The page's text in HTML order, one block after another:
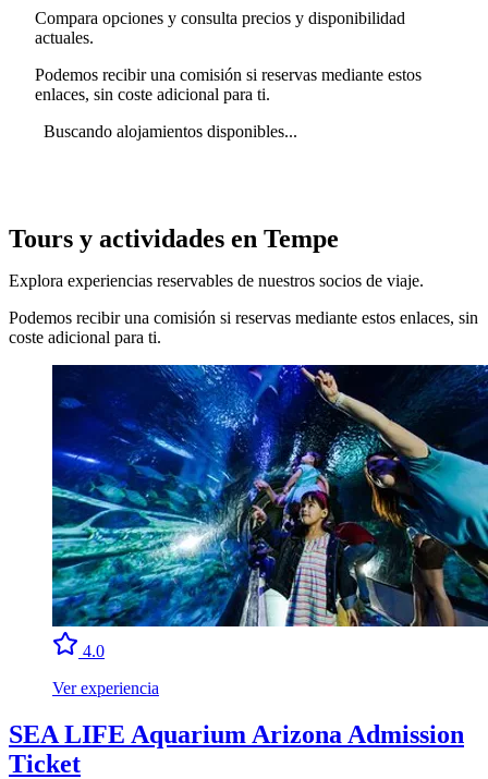
Compara opciones y consulta precios y disponibilidad
actuales.
Podemos recibir una comisión si reservas mediante estos
enlaces, sin coste adicional para ti.
Buscando alojamientos disponibles...
Tours y actividades en Tempe
Explora experiencias reservables de nuestros socios de viaje.
Podemos recibir una comisión si reservas mediante estos enlaces, sin
coste adicional para ti.
4.0
Ver experiencia
SEA LIFE Aquarium Arizona Admission
Ticket